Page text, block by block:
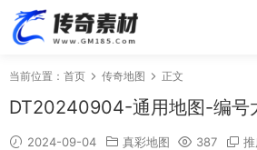
当前位置： 首页 传奇地图 正文
DT20240904-通用地图-编号
2024-09-04 真彩地图 387